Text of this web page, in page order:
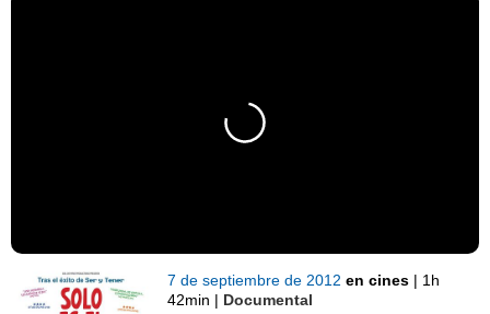
7 de septiembre de 2012en cines | 1h
42min | Documental